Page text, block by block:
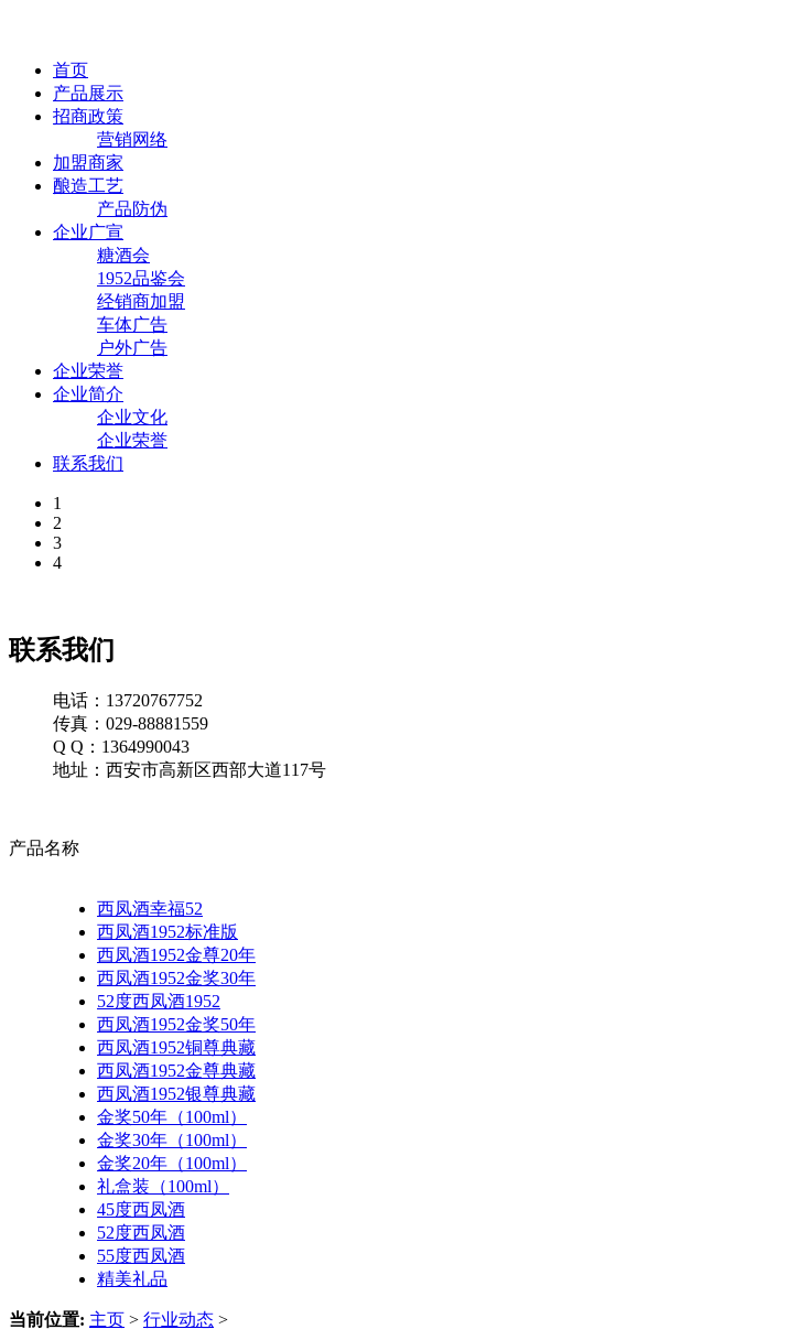
首页
产品展示
招商政策
营销网络
加盟商家
酿造工艺
产品防伪
企业广宣
糖酒会
1952品鉴会
经销商加盟
车体广告
户外广告
企业荣誉
企业简介
企业文化
企业荣誉
联系我们
1
2
3
4
联系我们
电话：13720767752
传真：029-88881559
Q Q：1364990043
地址：西安市高新区西部大道117号
产品名称
西凤酒幸福52
西凤酒1952标准版
西凤酒1952金尊20年
西凤酒1952金奖30年
52度西凤酒1952
西凤酒1952金奖50年
西凤酒1952铜尊典藏
西凤酒1952金尊典藏
西凤酒1952银尊典藏
金奖50年（100ml）
金奖30年（100ml）
金奖20年（100ml）
礼盒装（100ml）
45度西凤酒
52度西凤酒
55度西凤酒
精美礼品
当前位置: 主页 > 行业动态 >